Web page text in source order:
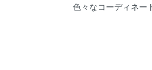
色々なコーディネー